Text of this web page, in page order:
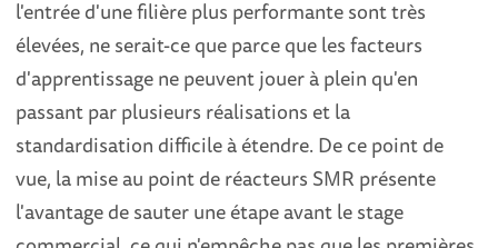
l'entrée d'une filière plus performante sont très
élevées, ne serait-ce que parce que les facteurs
d'apprentissage ne peuvent jouer à plein qu'en
passant par plusieurs réalisations et la
standardisation difficile à étendre. De ce point de
vue, la mise au point de réacteurs SMR présente
l'avantage de sauter une étape avant le stage